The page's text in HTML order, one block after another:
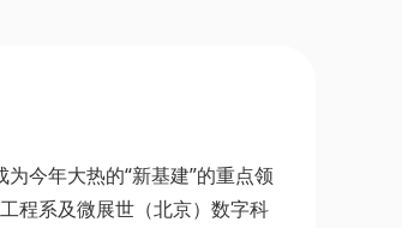
今年大热的“新基建”的重点领
程系及微展世（北京）数字科